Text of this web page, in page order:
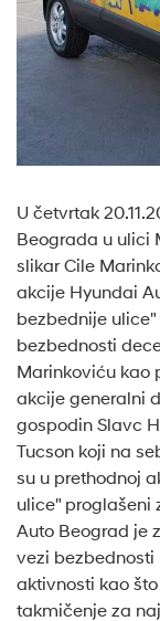
U četvrtak
Beograda u ulici
slikar Cile
akcije Hyundai
bezbednije
bezbednosti
Marinkoviću kao
akcije generalni
gospodin Slavc
Tucson koji na
su u prethodnoj
ulice" proglašeni
Auto Beograd je
vezi bezbednosti
aktivnosti kao
takmičenje za